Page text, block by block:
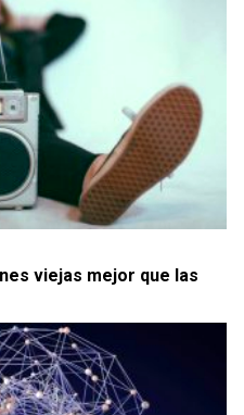
viejas mejor que las